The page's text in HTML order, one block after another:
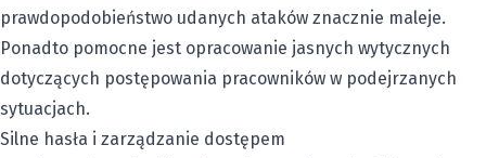
prawdopodobieństwo udanych ataków znacznie maleje.
Ponadto pomocne jest opracowanie jasnych wytycznych
dotyczących postępowania pracowników w podejrzanych
sytuacjach.
Silne hasła i zarządzanie dostępem